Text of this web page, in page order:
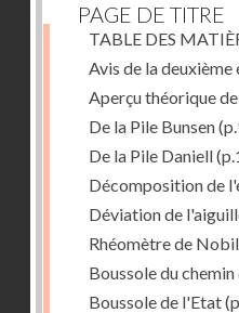
PAGE DE TITRE
TABLE DES
Avis de la
Aperçu théorique
De la Pile Bunsen
De la Pile Daniell
Décomposition de
Déviation de
Rhéomètre de
Boussole du
Boussole de l'Etat